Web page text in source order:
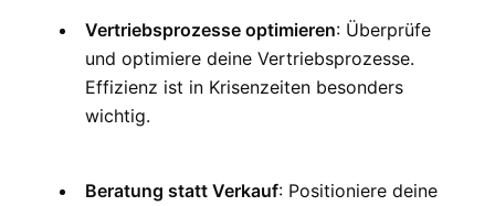
Vertriebsprozesse optimieren: Überprüfe
und optimiere deine Vertriebsprozesse.
Effizienz ist in Krisenzeiten besonders
wichtig.
Beratung statt Verkauf: Positioniere deine